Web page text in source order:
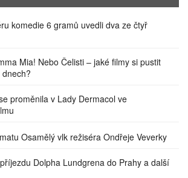
komedie 6 gramů uvedli dva ze čtyř
Mia! Nebo Čelisti – jaké filmy si pustit
proměnila v Lady Dermacol ve
Osamělý vlk režiséra Ondřeje Veverky
Dolpha Lundgrena do Prahy a další